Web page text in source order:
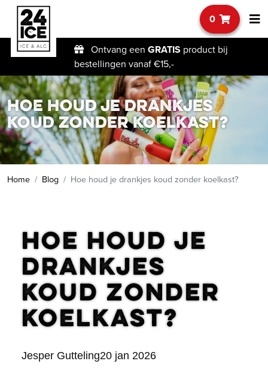
0
Ontvang een GRATIS product bij
bestellingen vanaf €15,-
Hoe houd je drankjes
koud zonder koelkast?
Home Blog Hoe houd je drankjes koud zonder koelkast?
Hoe houd je
drankjes
koud zonder
koelkast?
Posted
Jesper Gutteling20 jan 2026